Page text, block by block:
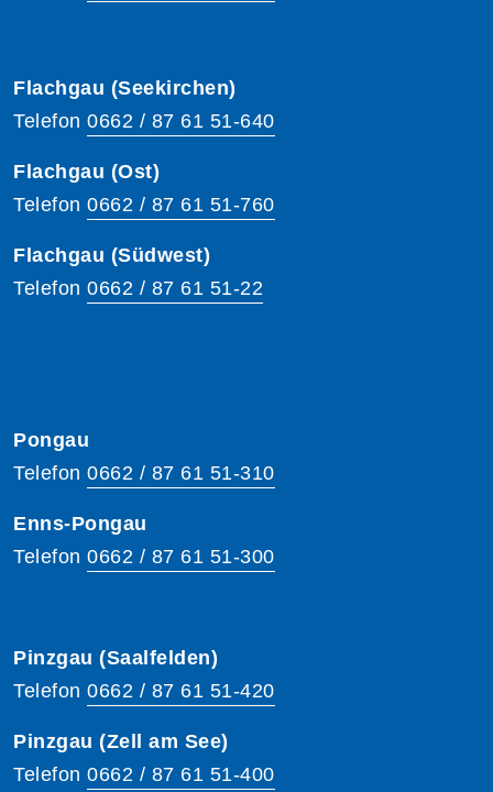
Flachgau (Seekirchen)
Telefon 0662 / 87 61 51-640
Flachgau (Ost)
Telefon 0662 / 87 61 51-760
Flachgau (Südwest)
Telefon 0662 / 87 61 51-22
Pongau
Telefon 0662 / 87 61 51-310
Enns-Pongau
Telefon 0662 / 87 61 51-300
Pinzgau (Saalfelden)
Telefon 0662 / 87 61 51-420
Pinzgau (Zell am See)
Telefon 0662 / 87 61 51-400